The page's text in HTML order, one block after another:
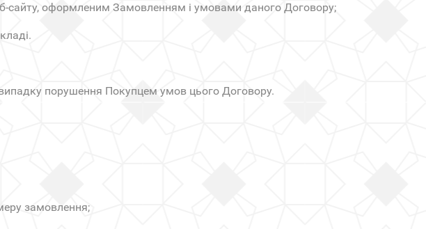
сайту, оформленим Замовленням і умовами даного Договору;
порушення Покупцем умов цього Договору.
замовлення;